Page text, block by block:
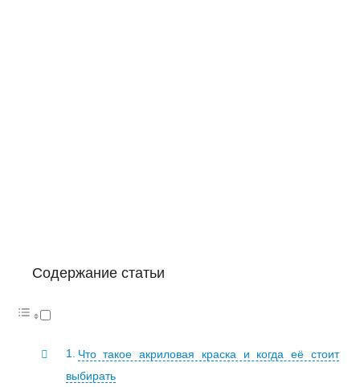
Содержание статьи
Что такое акриловая краска и когда её стоит
выбирать